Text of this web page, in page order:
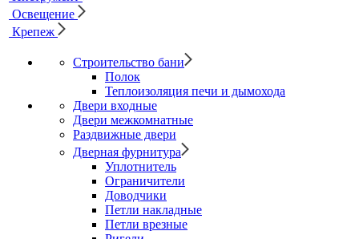
Освещение
Крепеж
Строительство бани
Полок
Теплоизоляция печи и дымохода
Двери входные
Двери межкомнатные
Раздвижные двери
Дверная фурнитура
Уплотнитель
Ограничители
Доводчики
Петли накладные
Петли врезные